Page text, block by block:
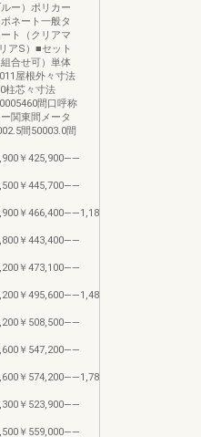
ー）ポリカー
ネート一般タ
ト（クリアマ
アS）■セット
合せ可）単体
屋根外々寸法
柱芯々寸法
間口呼称
関東間メータ
間50003.0間
￥425,900――
￥445,700――
￥466,400――1,185（4
￥443,400――
￥473,100――
￥495,600――1,485（5
￥508,500――
￥547,200――
￥574,200――1,785（6
￥523,900――
￥559,000――